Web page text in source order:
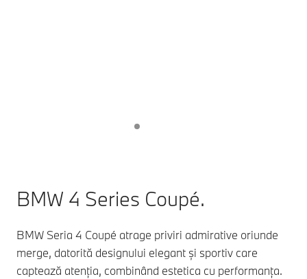
BMW 4 Series Coupé.
BMW Seria 4 Coupé atrage priviri admirative oriunde
merge, datorită designului elegant și sportiv care
captează atenția, combinând estetica cu performanța.